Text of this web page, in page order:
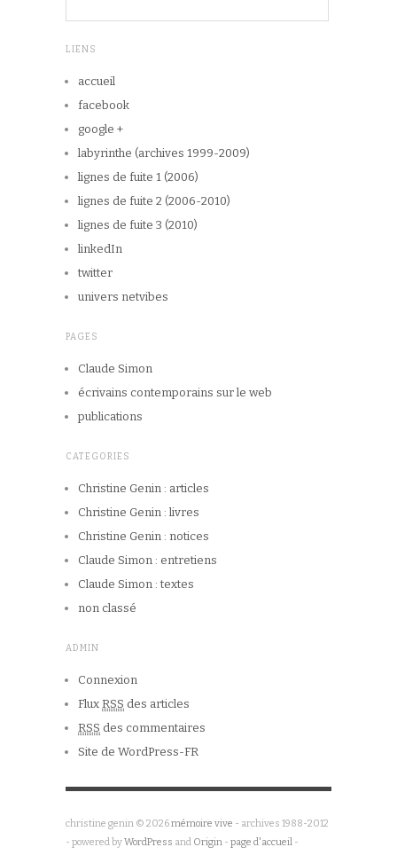
LIENS
accueil
facebook
google +
labyrinthe (archives 1999-2009)
lignes de fuite 1 (2006)
lignes de fuite 2 (2006-2010)
lignes de fuite 3 (2010)
linkedIn
twitter
univers netvibes
PAGES
Claude Simon
écrivains contemporains sur le web
publications
CATEGORIES
Christine Genin : articles
Christine Genin : livres
Christine Genin : notices
Claude Simon : entretiens
Claude Simon : textes
non classé
ADMIN
Connexion
Flux RSS des articles
RSS des commentaires
Site de WordPress-FR
christine genin © 2026mémoire vive - archives 1988-2012
- powered byWordPress and Origin - page d'accueil -